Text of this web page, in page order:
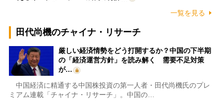
一覧を見る
田代尚機のチャイナ・リサーチ
厳しい経済情勢をどう打開するか？中国の下半期
の「経済運営方針」を読み解く 需要不足対策
が…
中国経済に精通する中国株投資の第一人者・田代尚機氏のプレ
ミアム連載「チャイナ・リサーチ」。中国の…